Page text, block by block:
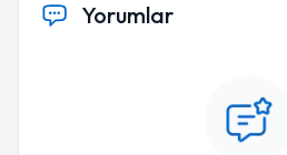
Yorumlar